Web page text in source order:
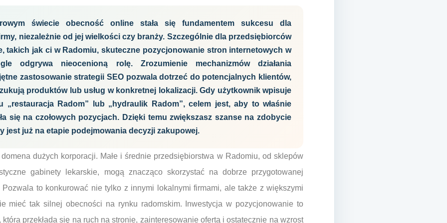
świecie obecność online stała się fundamentem sukcesu dla
niezależnie od jej wielkości czy branży. Szczególnie dla przedsiębiorców
takich jak ci w Radomiu, skuteczne pozycjonowanie stron internetowych w
odgrywa nieocenioną rolę. Zrozumienie mechanizmów działania
zastosowanie strategii SEO pozwala dotrzeć do potencjalnych klientów,
produktów lub usług w konkretnej lokalizacji. Gdy użytkownik wpisuje
„restauracja Radom” lub „hydraulik Radom”, celem jest, aby to właśnie
się na czołowych pozycjach. Dzięki temu zwiększasz szanse na zdobycie
jest już na etapie podejmowania decyzji zakupowej.
dużych korporacji. Małe i średnie przedsiębiorstwa w Radomiu, od sklepów
gabinety lekarskie, mogą znacząco skorzystać na dobrze przygotowanej
to konkurować nie tylko z innymi lokalnymi firmami, ale także z większymi
mieć tak silnej obecności na rynku radomskim. Inwestycja w pozycjonowanie to
przekłada się na ruch na stronie, zainteresowanie ofertą i ostatecznie na wzrost